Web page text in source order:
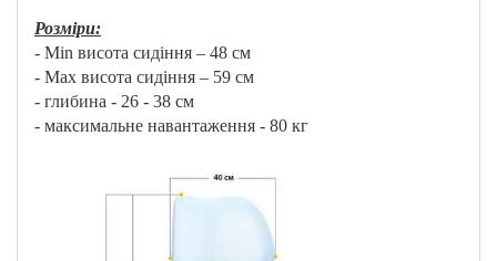
Розміри:
- Min висота сидіння – 48 см
- Max висота сидіння – 59 см
- глибина - 26 - 38 см
- максимальне навантаження - 80 кг